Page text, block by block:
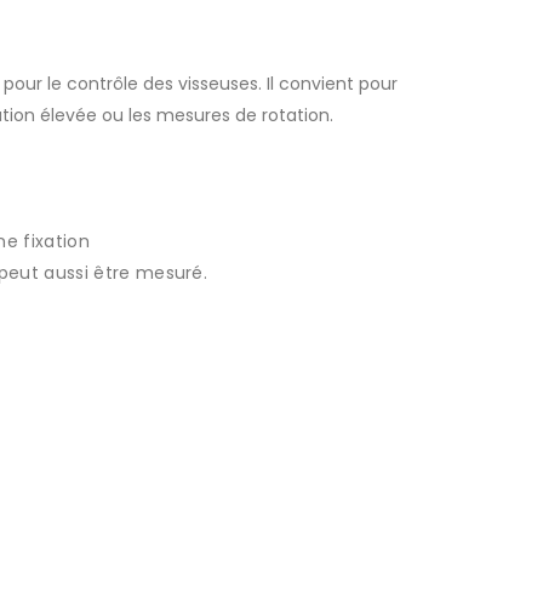
le contrôle des visseuses. Il convient pour
élevée ou les mesures de rotation.
fixation
aussi être mesuré.